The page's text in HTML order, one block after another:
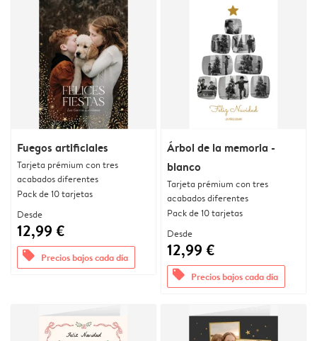
Fuegos artificiales
Tarjeta prémium con tres
acabados diferentes
Pack de 10 tarjetas
Desde
12,99 €
offers Precios bajos cada día
Árbol de la memoria -
blanco
Tarjeta prémium con tres
acabados diferentes
Pack de 10 tarjetas
Desde
12,99 €
offers Precios bajos cada día